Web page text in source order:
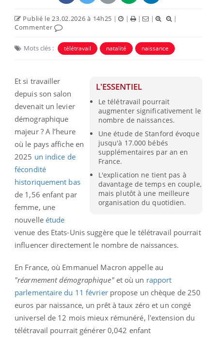
Publié le 23.02.2026 à 14h25 | | | |
|
Commenter
Mots clés : télétravail natalité naissance
L'ESSENTIEL
Le télétravail pourrait
augmenter significativement le
nombre de naissances.
Une étude de Stanford évoque
jusqu'à 17.000 bébés
supplémentaires par an en
France.
L'explication ne tient pas à
davantage de temps en couple,
mais plutôt à une meilleure
organisation du quotidien.
Et si travailler
depuis son salon
devenait un levier
démographique
majeur ? A l’heure
où le pays affiche en
2025 un indice de
fécondité
historiquement bas
de 1,56 enfant par
femme, une
nouvelle étude
venue des Etats-Unis suggère que le télétravail pourrait
influencer directement le nombre de naissances.
En France, où Emmanuel Macron appelle au
"réarmement démographique"et où un rapport
parlementaire du 11 févrierpropose un chèque de 250
euros par naissance, un prêt à taux zéro et un congé
universel de 12 mois mieux rémunéré, l'extension du
télétravail pourrait générer 0,042 enfant